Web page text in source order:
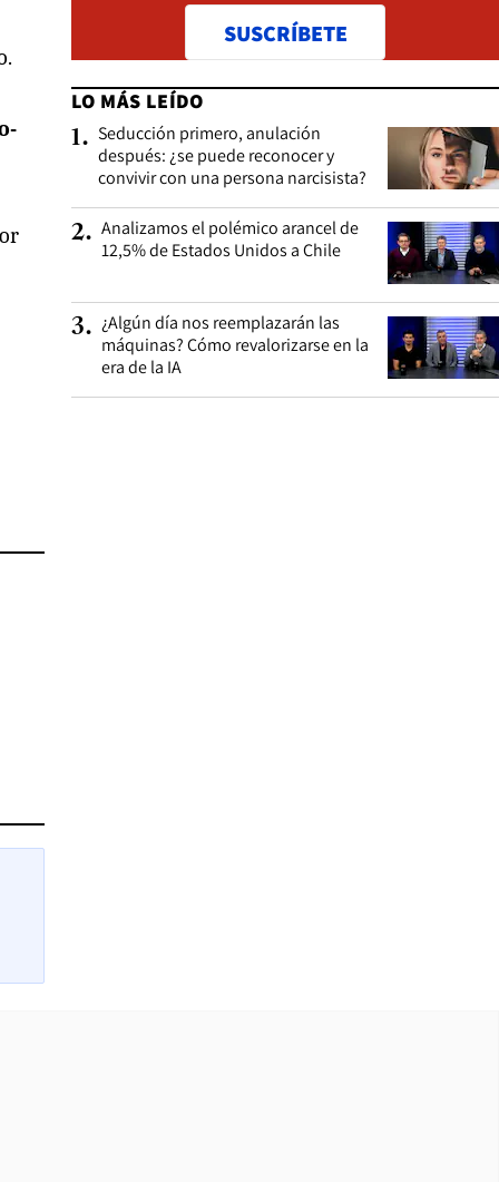
SUSCRÍBETE
LO MÁS LEÍDO
1. Seducción primero, anulación
después: ¿se puede reconocer y
convivir con una persona narcisista?
2. Analizamos el polémico arancel de
12,5% de Estados Unidos a Chile
3. ¿Algún día nos reemplazarán las
máquinas? Cómo revalorizarse en la
era de la IA